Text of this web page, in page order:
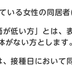
ている女性の同居
低い方」とは、
がない方とします
接種日において